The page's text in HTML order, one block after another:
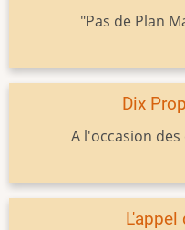
"Pas de Plan
Dix
A l'occasion
L'appel